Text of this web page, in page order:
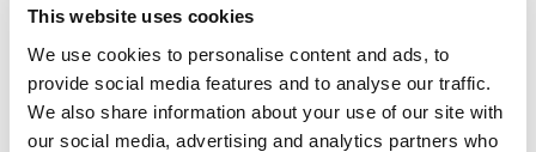
This website uses cookies
We use cookies to personalise content and ads, to
provide social media features and to analyse our traffic.
We also share information about your use of our site with
our social media, advertising and analytics partners who
10% DE VERRE RECYCLÉ.